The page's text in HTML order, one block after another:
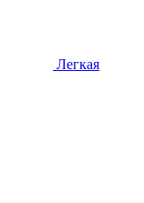
Легкая